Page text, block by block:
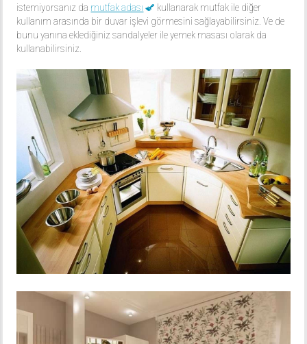
istemiyorsanız da mutfak adası
kullanarak mutfak ile diğer
kullanım arasında bir duvar işlevi görmesini sağlayabilirsiniz. Ve de
bunu yanına eklediğiniz sandalyeler ile yemek masası olarak da
kullanabilirsiniz.